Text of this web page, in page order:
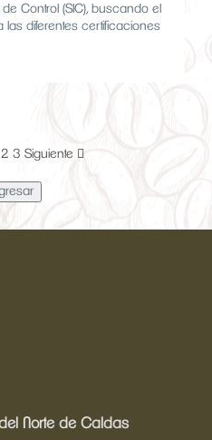
Control (SIC), buscando el
las diferentes certificaciones
2 3 Siguiente
Norte de Caldas